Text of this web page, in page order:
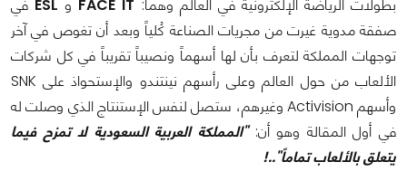
بطولات الرياضة الإلكترونية في العالم وهما: FACE IT و ESL في
صفقة مدوية غيرت من مجريات الصناعة كُلياً وبعد أن تغوص في آخر
توجهات المملكة لتعرف بأن لها أسهماً ونصيباً تقريباً في كل شركات
الألعاب من حول العالم وعلى رأسهم نينتندو والإستحواذ على SNK
وأسهم Activision وغيرهم، ستصل لنفس الإستنتاج الذي وصلت له
في أول المقالة وهو أن:"المملكة العربية السعودية لا تمزح فيما
يتعلق بالألعاب تماماً"..!